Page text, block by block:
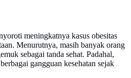
meningkatnya kasus obesitas
Menurutnya, masih banyak orang
sebagai tanda sehat. Padahal,
gangguan kesehatan sejak